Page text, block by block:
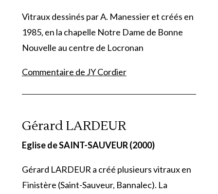
Vitraux dessinés par A. Manessier et créés en
1985, en la chapelle Notre Dame de Bonne
Nouvelle au centre de Locronan
Commentaire de JY Cordier
Gérard LARDEUR
Eglise de SAINT-SAUVEUR (2000)
Gérard LARDEUR a créé plusieurs vitraux en
Finistère (Saint-Sauveur, Bannalec). La